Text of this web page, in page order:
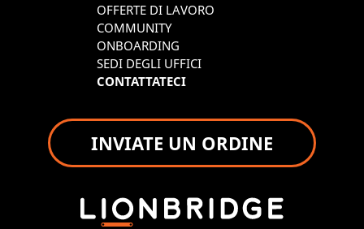
OFFERTE DI LAVORO
COMMUNITY
ONBOARDING
SEDI DEGLI UFFICI
CONTATTATECI
INVIATE UN ORDINE